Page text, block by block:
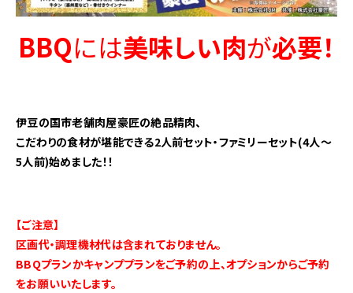
BBQには美味しい肉が必要！
伊豆の国市老舗肉屋豪匠の絶品精肉、
こだわりの食材が堪能できる2人前セット・ファミリーセット(4人～
5人前)始めました！！
【ご注意】
区画代・調理機材代は含まれておりません。
BBQプランかキャンププランをご予約の上、オプションからご予約
をお願いいたします。